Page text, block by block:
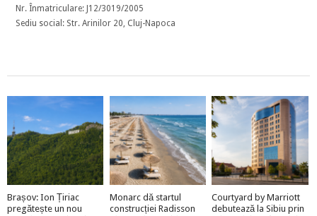
Nr. Înmatriculare: J12/3019/2005
Sediu social: Str. Arinilor 20, Cluj-Napoca
Brașov: Ion Țiriac
pregătește un nou
Monarc dă startul
construcției Radisson
Courtyard by Marriott
debutează la Sibiu prin